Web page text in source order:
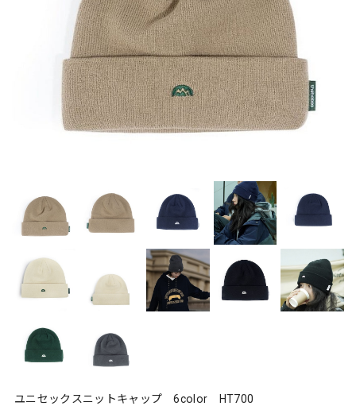
ユニセックスニットキャップ 6color HT700